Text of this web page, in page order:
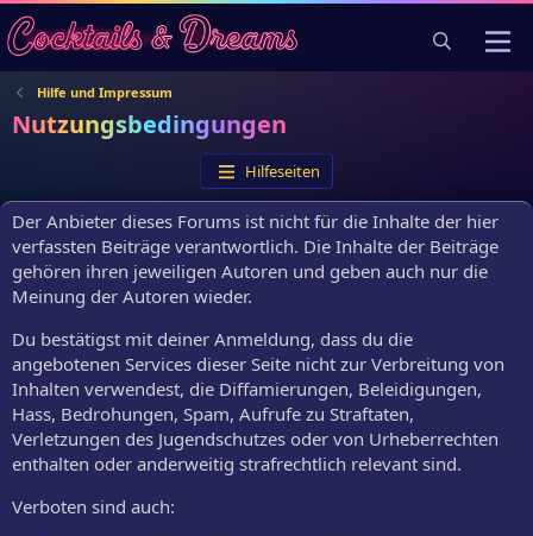
Hilfe und Impressum
Nutzungsbedingungen
Hilfeseiten
Der Anbieter dieses Forums ist nicht für die Inhalte der hier
verfassten Beiträge verantwortlich. Die Inhalte der Beiträge
gehören ihren jeweiligen Autoren und geben auch nur die
Meinung der Autoren wieder.
Du bestätigst mit deiner Anmeldung, dass du die
angebotenen Services dieser Seite nicht zur Verbreitung von
Inhalten verwendest, die Diffamierungen, Beleidigungen,
Hass, Bedrohungen, Spam, Aufrufe zu Straftaten,
Verletzungen des Jugendschutzes oder von Urheberrechten
enthalten oder anderweitig strafrechtlich relevant sind.
Verboten sind auch: